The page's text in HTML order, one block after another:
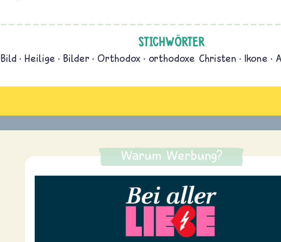
STICHWÖRTER
Bild Heilige Bilder Orthodox orthodoxe Christen Ikone
Warum Werbung?